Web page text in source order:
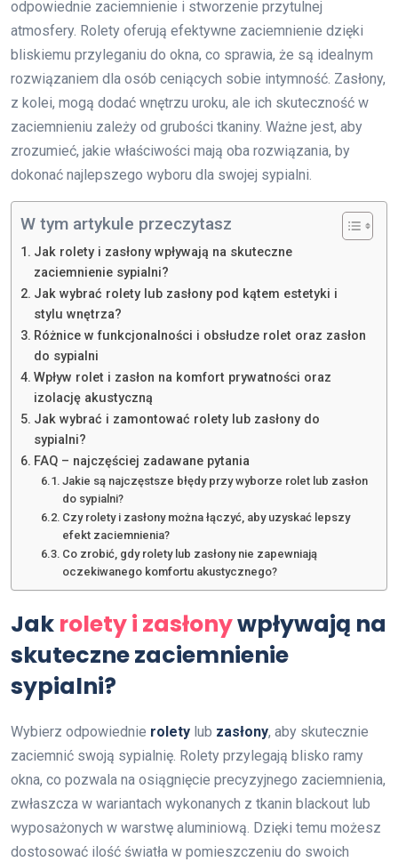
odpowiednie zaciemnienie i stworzenie przytulnej
atmosfery. Rolety oferują efektywne zaciemnienie dzięki
bliskiemu przyleganiu do okna, co sprawia, że są idealnym
rozwiązaniem dla osób ceniących sobie intymność. Zasłony,
z kolei, mogą dodać wnętrzu uroku, ale ich skuteczność w
zaciemnieniu zależy od grubości tkaniny. Ważne jest, aby
zrozumieć, jakie właściwości mają oba rozwiązania, by
dokonać najlepszego wyboru dla swojej sypialni.
W tym artykule przeczytasz
Jak rolety i zasłony wpływają na skuteczne
zaciemnienie sypialni?
Jak wybrać rolety lub zasłony pod kątem estetyki i
stylu wnętrza?
Różnice w funkcjonalności i obsłudze rolet oraz zasłon
do sypialni
Wpływ rolet i zasłon na komfort prywatności oraz
izolację akustyczną
Jak wybrać i zamontować rolety lub zasłony do
sypialni?
FAQ – najczęściej zadawane pytania
Jakie są najczęstsze błędy przy wyborze rolet lub zasłon
do sypialni?
Czy rolety i zasłony można łączyć, aby uzyskać lepszy
efekt zaciemnienia?
Co zrobić, gdy rolety lub zasłony nie zapewniają
oczekiwanego komfortu akustycznego?
Jak rolety i zasłonywpływają na
skuteczne zaciemnienie
sypialni?
Wybierz odpowiednie rolety lub zasłony, aby skutecznie
zaciemnić swoją sypialnię. Rolety przylegają blisko ramy
okna, co pozwala na osiągnięcie precyzyjnego zaciemnienia,
zwłaszcza w wariantach wykonanych z tkanin blackout lub
wyposażonych w warstwę aluminiową. Dzięki temu możesz
dostosować ilość światła w pomieszczeniu do swoich